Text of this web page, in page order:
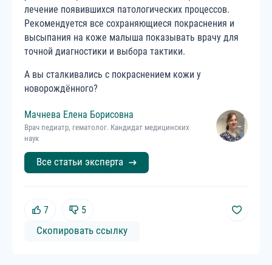
лечение появившихся патологических процессов.
Рекомендуется все сохраняющиеся покраснения и
высыпания на коже малыша показывать врачу для
точной диагностики и выбора тактики.
А вы сталкивались с покраснением кожи у
новорождённого?
Мачнева Елена Борисовна
Врач педиатр, гематолог. Кандидат медицинских
наук
Все статьи эксперта
7 5
Скопировать ссылку